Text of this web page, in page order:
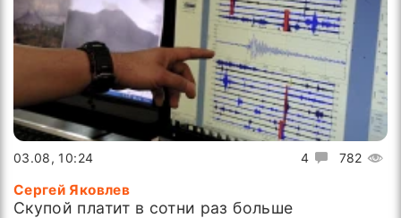
4 782
03.08, 10:24
Сергей Яковлев
Скупой платит в сотни раз больше